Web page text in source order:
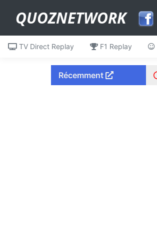
QUOZNETWORK
TV Direct Replay F1 Replay
Récemment